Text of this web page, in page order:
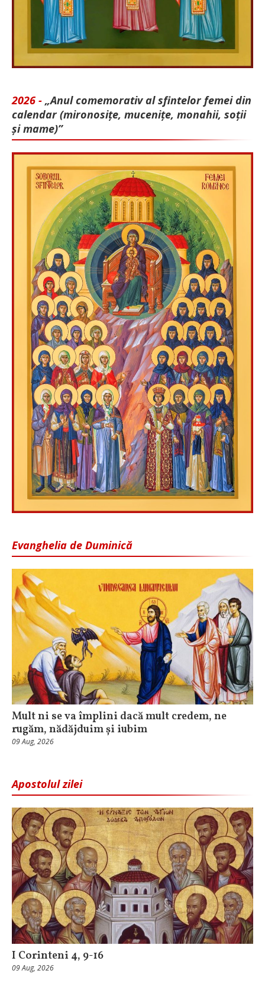
2026 - „Anul comemorativ al sfintelor femei din
calendar (mironosițe, mu­cenițe, monahii, soții
și mame)”
Evanghelia de Duminică
Mult ni se va împlini dacă mult credem, ne
rugăm, nădăjduim și iubim
09 Aug, 2026
Apostolul zilei
I Corinteni 4, 9-16
09 Aug, 2026